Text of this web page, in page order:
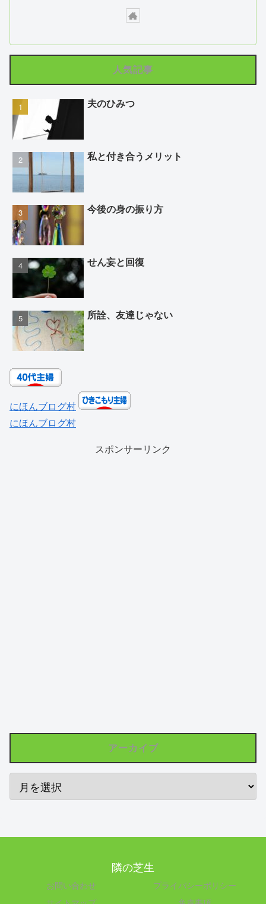
人気記事
夫のひみつ
私と付き合うメリット
今後の身の振り方
せん妄と回復
所詮、友達じゃない
にほんブログ村
にほんブログ村
スポンサーリンク
アーカイブ
隣の芝生
お問い合わせ
プライバシーポリシー